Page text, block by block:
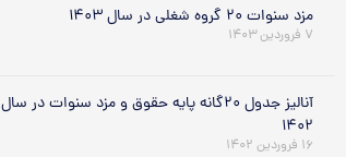
مزد سنوات ۲۰ گروه شغلی در سال ۱۴۰۳
۷ فروردین ۱۴۰۳
آنالیز جدول ۲۰گانه پایه حقوق و مزد سنوات در سال
۱۴۰۲
۱۶ فروردین ۱۴۰۲